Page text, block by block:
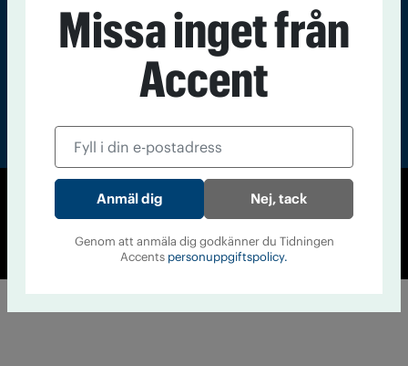
© Tidningen Accent 2026
Cookiepolicy
Personuppgiftspolicy
Missa inget från
Accent
Nej, tack
Genom att anmäla dig godkänner du Tidningen
Accents personuppgiftspolicy.